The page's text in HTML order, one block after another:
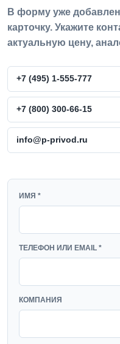
В форму уже
карточку. Укажите
актуальную цену,
+7 (495) 1-555-777
+7 (800) 300-66-15
info@p-privod.ru
ИМЯ *
ТЕЛЕФОН ИЛИ EMAIL *
КОМПАНИЯ
WEBSITE